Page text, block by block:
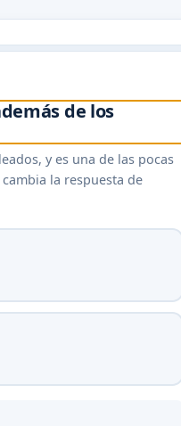
de los
y es una de las pocas
la respuesta de